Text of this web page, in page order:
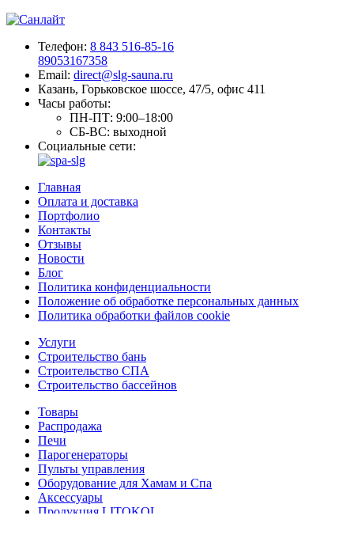
Телефон: 8 843 516-85-16
89053167358
Email: direct@slg-sauna.ru
Казань, Горьковское шоссе, 47/5, офис 411
Часы работы:
ПН-ПТ: 9:00–18:00
СБ-ВС: выходной
Социальные сети:
Главная
Оплата и доставка
Портфолио
Контакты
Отзывы
Новости
Блог
Политика конфиденциальности
Положение об обработке персональных данных
Политика обработки файлов cookie
Услуги
Строительство бань
Строительство СПА
Строительство бассейнов
Товары
Распродажа
Печи
Парогенераторы
Пульты управления
Оборудование для Хамам и Спа
Аксессуары
Продукция LITOKOL